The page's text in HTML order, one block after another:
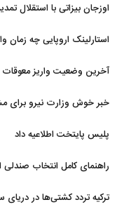
اوزجان بیزاتی با استقلال
استارلینک اروپایی چه زمان
آخرین وضعیت واریز معوقات
خبر خوش وزارت نیرو برای
پلیس پایتخت اطلاعیه داد
راهنمای کامل انتخاب صندلی
ترکیه تردد کشتی‌ها در دریای